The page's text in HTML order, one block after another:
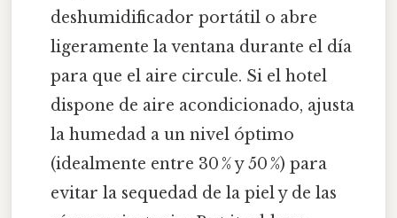
deshumidificador portátil o abre
ligeramente la ventana durante el día
para que el aire circule. Si el hotel
dispone de aire acondicionado, ajusta
la humedad a un nivel óptimo
(idealmente entre 30 % y 50 %) para
evitar la sequedad de la piel y de las